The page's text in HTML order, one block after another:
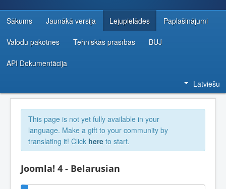
IZSTRĀDĀTĀJU RESURSI
Sākums Jaunākā versija Lejupielādes Paplašinājumi
Valodu pakotnes Tehniskās prasības BUJ
API Dokumentācija
Latviešu
This page is not yet fully available in your
language. Make a gift to your community by
translating it! Click here to start.
Joomla! 4 - Belarusian